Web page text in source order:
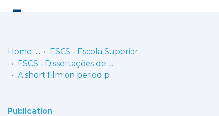
Communities
Home
ESCS - Escola Superior de Comunicação Social
ESCS - Dissertações de Mestrado
A short film on period poverty
Publication